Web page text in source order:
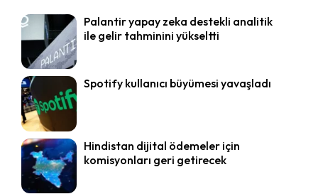
Palantir yapay zeka destekli analitik
ile gelir tahminini yükseltti
Spotify kullanıcı büyümesi yavaşladı
Hindistan dijital ödemeler için
komisyonları geri getirecek